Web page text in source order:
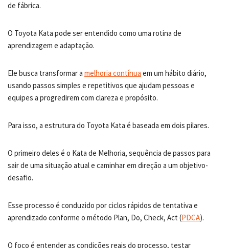
de fábrica.
O Toyota Kata pode ser entendido como uma rotina de
aprendizagem e adaptação.
Ele busca transformar a melhoria contínua em um hábito diário,
usando passos simples e repetitivos que ajudam pessoas e
equipes a progredirem com clareza e propósito.
Para isso, a estrutura do Toyota Kata é baseada em dois pilares.
O primeiro deles é o Kata de Melhoria, sequência de passos para
sair de uma situação atual e caminhar em direção a um objetivo-
desafio.
Esse processo é conduzido por ciclos rápidos de tentativa e
aprendizado conforme o método Plan, Do, Check, Act (PDCA).
O foco é entender as condições reais do processo, testar